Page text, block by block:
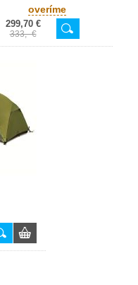
overíme
299,70 €
333,- €